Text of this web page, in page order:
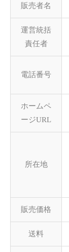
販売者名
運営統括
責任者
電話番号
ホームペ
ージURL
所在地
販売価格
送料